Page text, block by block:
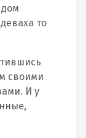
то
своими
И у